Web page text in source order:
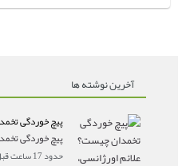
آخرین نوشته ها
حدود 17 ساعت قبل